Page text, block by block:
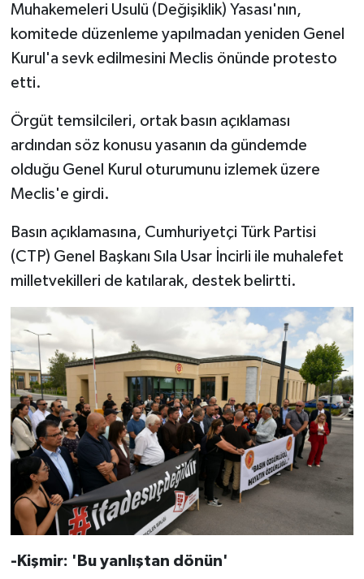
Muhakemeleri Usulü (Değişiklik) Yasası'nın,
komitede düzenleme yapılmadan yeniden Genel
Kurul'a sevk edilmesini Meclis önünde protesto
etti.
Örgüt temsilcileri, ortak basın açıklaması
ardından söz konusu yasanın da gündemde
olduğu Genel Kurul oturumunu izlemek üzere
Meclis'e girdi.
Basın açıklamasına, Cumhuriyetçi Türk Partisi
(CTP) Genel Başkanı Sıla Usar İncirli ile muhalefet
milletvekilleri de katılarak, destek belirtti.
-Kişmir: 'Bu yanlıştan dönün'
MAGAZİN
Nöbetçi Eczaneler
SAĞLIK
SPOR
TATLISU
TEKNOLOJİ
TİCARET
YAŞAM